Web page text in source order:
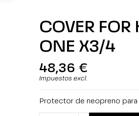
COVER FOR
ONE X3/4
48,36 €
Impuestos excl.
Protector de neopreno